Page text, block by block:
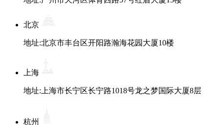
北京
地址:北京市丰台区开阳路瀚海花园大厦10楼
上海
地址:上海市长宁区长宁路1018号龙之梦国际大厦8层
杭州